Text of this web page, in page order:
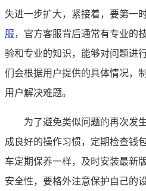
失进一步扩大，紧接着，要第一
服，官方客服背后通常有专业的
验和专业的知识，能够对问题进
们会根据用户提供的具体情况，
用户解决难题。
为了避免类似问题的再次发
成良好的操作习惯，定期检查钱
车定期保养一样，及时安装最新
安全性，要格外注意保护自己的